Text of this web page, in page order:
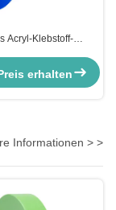
Acryl-Klebstoff-
erhalten
Informationen > >